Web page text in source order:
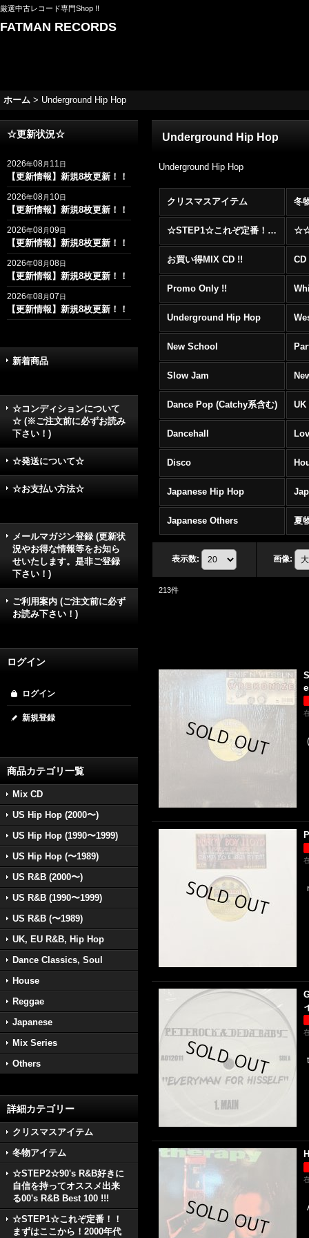
厳選中古レコード専門Shop !!
FATMAN RECORDS
ホーム > Underground Hip Hop
☆更新状況☆
2026年08月 11日
【更新情報】新規8枚更新！！
2026年08月 10日
【更新情報】新規8枚更新！！
2026年08月09日
【更新情報】新規8枚更新！！
2026年08月08日
【更新情報】新規8枚更新！！
2026年08月07日
【更新情報】新規8枚更新！！
新着商品
☆コンディションについて
☆ (※ご注文前に必ずお読み
下さい！)
☆発送について☆
☆お支払い方法☆
メールマガジン登録 (更新状
況やお得な情報等をお知ら
せいたします。是非ご登録
下さい！)
ご利用案内 (ご注文前に必ず
お読み下さい！)
ログイン
ログイン
新規登録
商品カテゴリ一覧
Mix CD
US Hip Hop (2000〜)
US Hip Hop (1990〜1999)
US Hip Hop (〜1989)
US R&B (2000〜)
US R&B (1990〜1999)
US R&B (〜1989)
UK, EU R&B, Hip Hop
Dance Classics, Soul
House
Reggae
Japanese
Mix Series
Others
詳細カテゴリー
クリスマスアイテム
冬物アイテム
☆STEP2☆90's R&B好きに
自信を持ってオススメ出来
る00's R&B Best 100 !!!
☆STEP1☆これぞ定番！！
まずはここから！2000年代
Underground Hip Hop
Underground Hip Hop
クリスマスアイテム 冬
☆STEP1☆これぞ定番！！まずはここから！2000年代R&BフロアヒットBest 100 !!!
お買い得MIX CD !!
Promo Only !!
Underground Hip Hop
New School
Slow Jam
Dance Pop (Catchy系含む) UK
Dancehall
Disco
Japanese Hip Hop
Japanese Others 夏
表示数: 画像:
213件